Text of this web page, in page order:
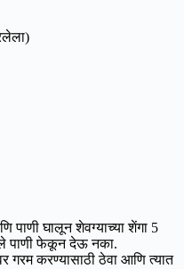
पाणी घालून शेवग्याच्या शेंगा 5
पाणी फेकून देऊ नका.
करण्यासाठी ठेवा आणि त्यात